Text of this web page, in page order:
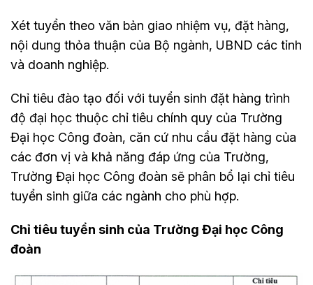
Xét tuyển theo văn bản giao nhiệm vụ, đặt hàng,
nội dung thỏa thuận của Bộ ngành, UBND các tỉnh
và doanh nghiệp.
Chỉ tiêu đào tạo đối với tuyển sinh đặt hàng trình
độ đại học thuộc chỉ tiêu chính quy của Trường
Đại học Công đoàn, căn cứ nhu cầu đặt hàng của
các đơn vị và khả năng đáp ứng của Trường,
Trường Đại học Công đoàn sẽ phân bổ lại chỉ tiêu
tuyển sinh giữa các ngành cho phù hợp.
Chỉ tiêu tuyển sinh của Trường Đại học Công
đoàn